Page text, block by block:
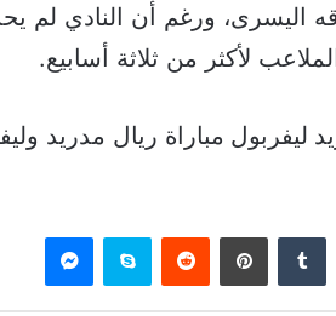
ورغم أن النادي لم
لأكثر من ثلاثة أسابيع.
ليفربول مباراة ريال مدريد
لينكدإن بينتيريست سكايب ماسنجر